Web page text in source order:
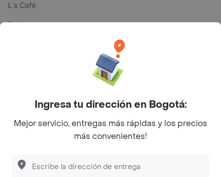
L´s Café
Philippe
Myriam Camhi Co
Magnifique
Empanaditas de Pipian - Empanadas
Desayunadero de la 42
Ingresa tu dirección en Bogotá:
Mejor servicio, entregas más rápidas y los precios
más convenientes!